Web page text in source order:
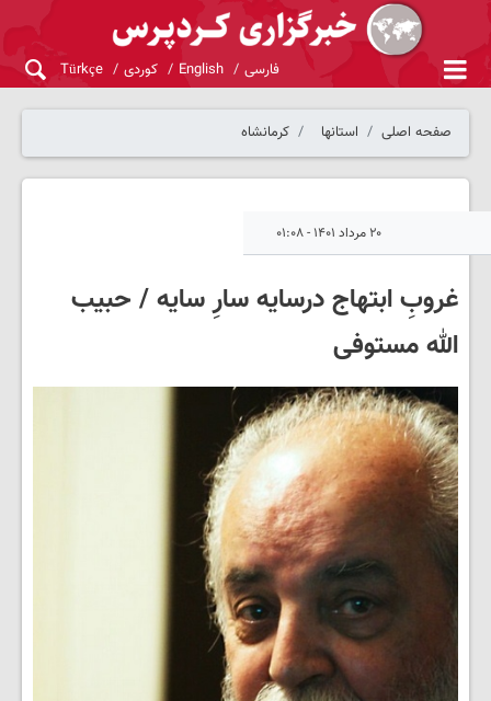
فارسی English کوردی Türkçe
صفحه اصلی استانها کرمانشاه
۲۰ مرداد ۱۴۰۱ - ۰۱:۰۸
غروبِ ابتهاج درسایه سارِ سایه / حبیب
الله مستوفی